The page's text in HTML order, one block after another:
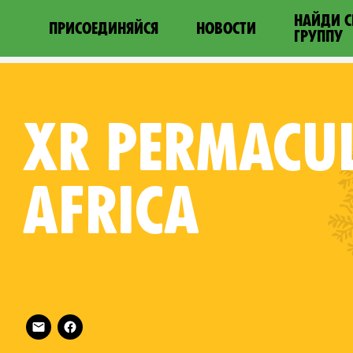
ПРИСОЕДИНЯЙСЯ НОВОСТИ
НАЙДИ
ГРУППУ
XR
AFRICA
Follow XR Permaculture Africa on